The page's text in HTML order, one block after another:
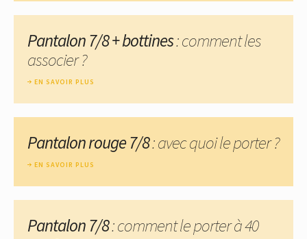
Pantalon 7/8 + bottines: comment les
associer ?
EN SAVOIR PLUS
Pantalon rouge 7/8: avec quoi le porter ?
EN SAVOIR PLUS
Pantalon 7/8: comment le porter à 40